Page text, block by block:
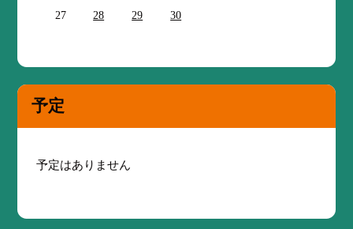
27 28 29 30
予定
予定はありません